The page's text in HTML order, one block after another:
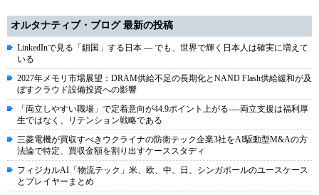
オルタナティブ・ブログ 最新の投稿
LinkedInで見る「鎖国」する日本 ― でも、世界で輝く日本人は確実に増えて
いる
2027年メモリ市場展望：DRAM供給不足の長期化とNAND Flash供給緩和が及
ぼすクラウド設備投資への影響
「両立しやすい職場」で定着意向が44.9ポイント上がる----両立支援は福利厚
生ではなく、リテンション戦略である
三菱電機が買収すべきウクライナの防衛テック企業3社をAI駆動型M&Aの方
法論で特定、買収金額を割り出すケーススタディ
フィジカルAI「物流テック」米、欧、中、日、シンガポールのユースケース
とプレイヤーまとめ